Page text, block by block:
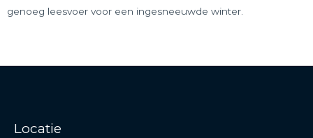
genoeg leesvoer voor een ingesneeuwde winter.
Locatie